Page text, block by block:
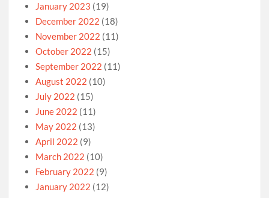
January 2023 (19)
December 2022 (18)
November 2022 (11)
October 2022 (15)
September 2022 (11)
August 2022 (10)
July 2022 (15)
June 2022 (11)
May 2022 (13)
April 2022 (9)
March 2022 (10)
February 2022 (9)
January 2022 (12)